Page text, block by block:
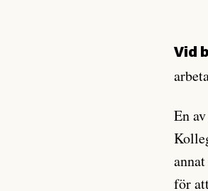
Vid
En
för